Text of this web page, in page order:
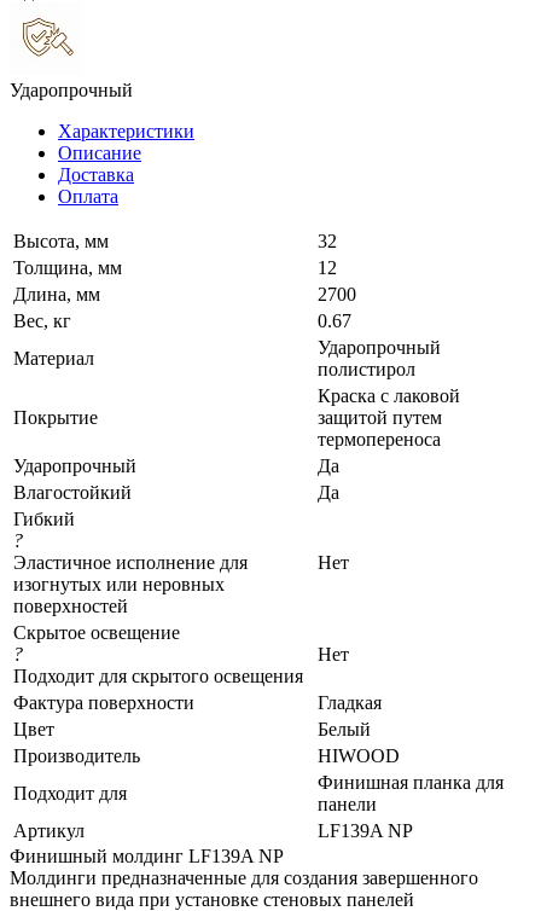
Ударопрочный
Характеристики
Описание
Доставка
Оплата
Высота, мм
32
Толщина, мм
12
Длина, мм
2700
Вес, кг
0.67
Материал
Ударопрочный
полистирол
Покрытие
Краска с лаковой
защитой путем
термопереноса
Ударопрочный
Да
Влагостойкий
Да
Гибкий
?
Эластичное исполнение для
изогнутых или неровных
поверхностей
Нет
Скрытое освещение
?
Подходит для скрытого освещения
Нет
Фактура поверхности
Гладкая
Цвет
Белый
Производитель
HIWOOD
Подходит для
Финишная планка для
панели
Артикул
LF139A NP
Финишный молдинг LF139A NP
Молдинги предназначенные для создания завершенного
внешнего вида при установке стеновых панелей